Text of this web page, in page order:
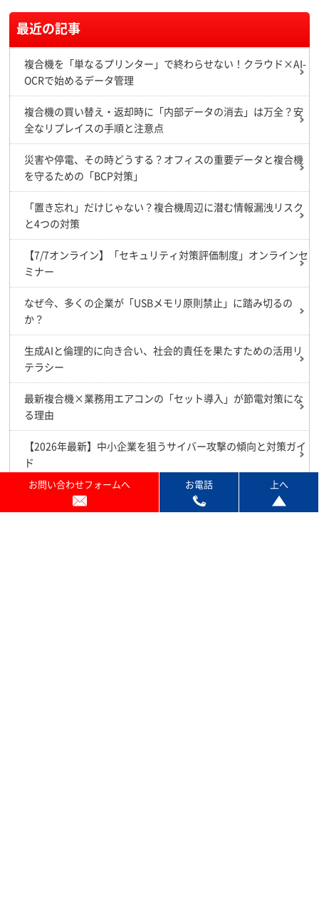
最近の記事
複合機を「単なるプリンター」で終わらせない！クラウド×AI-
OCRで始めるデータ管理
複合機の買い替え・返却時に「内部データの消去」は万全？安
全なリプレイスの手順と注意点
災害や停電、その時どうする？オフィスの重要データと複合機
を守るための「BCP対策」
「置き忘れ」だけじゃない？複合機周辺に潜む情報漏洩リスク
と4つの対策
【7/7オンライン】「セキュリティ対策評価制度」オンラインセ
ミナー
なぜ今、多くの企業が「USBメモリ原則禁止」に踏み切るの
か？
生成AIと倫理的に向き合い、社会的責任を果たすための活用リ
テラシー
最新複合機×業務用エアコンの「セット導入」が節電対策にな
る理由
【2026年最新】中小企業を狙うサイバー攻撃の傾向と対策ガイ
ド
TASKalfa MZ7001ciシリーズ/京セラ独自の「長寿命設計」とエ
コシスコンセプト
お問い合わせフォームへ お電話 上へ